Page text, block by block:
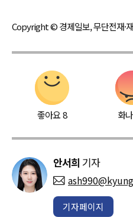
Copyright © 경제일보, 무단전재·
좋아요8 화
안서희 기자
기자페이지